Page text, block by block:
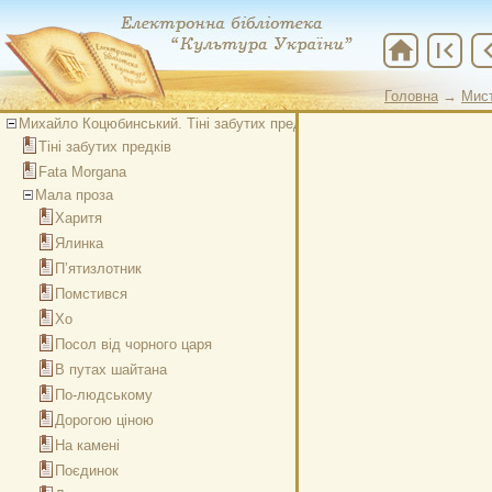
Головна →
Головна→
home first_page chevron_left
Михайло Коцюбинський. Тіні забутих предків
Тіні забутих предків
Fata Morgana
Мала проза
Харитя
Ялинка
П’ятизлотник
Помстився
Хо
Посол від чорного царя
В путах шайтана
По-людському
Дорогою ціною
На камені
Поєдинок